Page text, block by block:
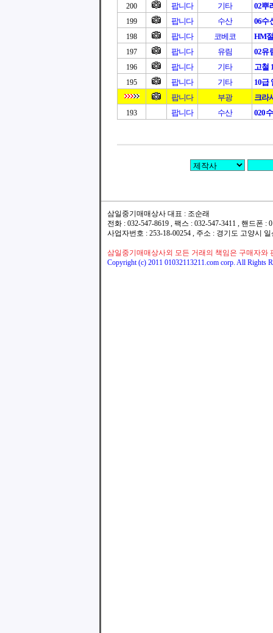
200 팝니다 기타 02뿌
199 팝니다 수산 06수
198 팝니다 코베코 HM
197 팝니다 유림 02유
196 팝니다 기타 고철
195 팝니다 기타
10급
팝니다
부광 크라
193 팝니다 수산 020
삼일중기매매상사 대표 : 조순래
전화 : 032-547-8619 , 팩스 : 032-547-3411 , 핸드폰
사업자번호 : 253-18-00254 , 주소 : 경기도 고양시
삼일중기매매상사외 모든 거래의 책임은 구매자와
Copyright (c) 2011 01032113211.com corp. All Rights